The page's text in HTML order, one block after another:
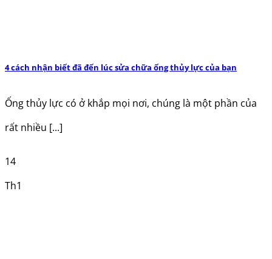
4 cách nhận biết đã đến lúc sửa chữa ống thủy lực của bạn
Ống thủy lực có ở khắp mọi nơi, chúng là một phần của
rất nhiều [...]
14
Th1